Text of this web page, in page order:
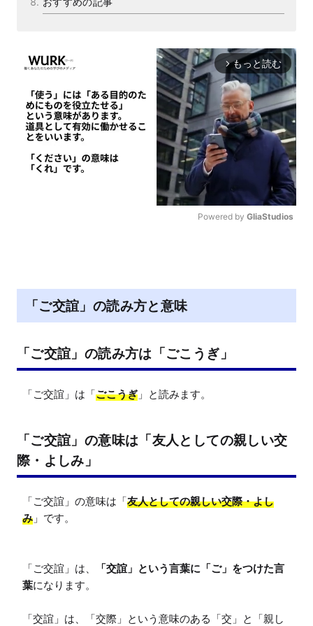
arrow_forward_ios もっと読む
Powered by GliaStudios
「ご交誼」の読み方と意味
「ご交誼」の読み方は「ごこうぎ」
「ご交誼」は「ごこうぎ 」と読みます。
「ご交誼」の意味は「友人としての親しい交
際・よしみ」
「ご交誼」の意味は「友人としての親しい交際・よし
み 」です。
「ご交誼」は、
「交誼」という言葉に「ご」をつけた言
葉になります。
「交誼」は、「交際」という意味のある「交」と「親し